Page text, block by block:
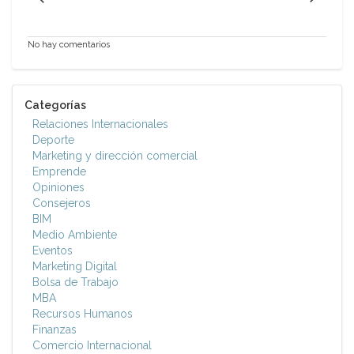
No hay comentarios
Categorías
Relaciones Internacionales
Deporte
Marketing y dirección comercial
Emprende
Opiniones
Consejeros
BIM
Medio Ambiente
Eventos
Marketing Digital
Bolsa de Trabajo
MBA
Recursos Humanos
Finanzas
Comercio Internacional